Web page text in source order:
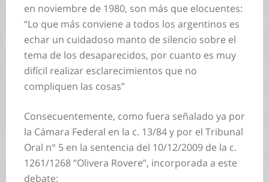
en noviembre de 1980, son más que elocuentes:
“Lo que más conviene a todos los argentinos es
echar un cuidadoso manto de silencio sobre el
tema de los desaparecidos, por cuanto es muy
difícil realizar esclarecimientos que no
compliquen las cosas”
Consecuentemente, como fuera señalado ya por
la Cámara Federal en la c. 13/84 y por el Tribunal
Oral n° 5 en la sentencia del 10/12/2009 de la c.
1261/1268 “Olivera Rovere”, incorporada a este
debate: